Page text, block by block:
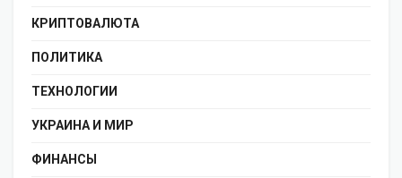
КРИПТОВАЛЮТА
ПОЛИТИКА
ТЕХНОЛОГИИ
УКРАИНА И МИР
ФИНАНСЫ